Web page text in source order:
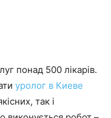
понад 500 лікарів.
уролог в Киеве
так і